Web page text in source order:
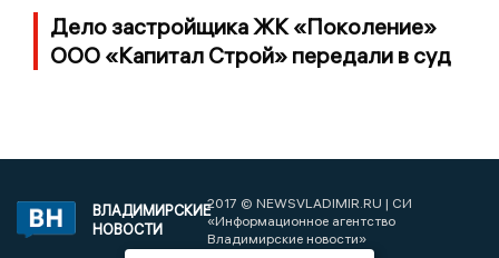
Дело застройщика ЖК «Поколение»
ООО «Капитал Строй» передали в суд
ВЛАДИМИРСКИЕ
НОВОСТИ
2017 © NEWSVLADIMIR.RU | СИ
«Информационное агентство
Владимирские новости»